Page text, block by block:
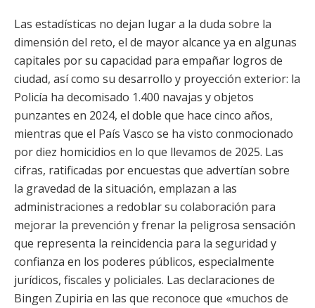
Las estadísticas no dejan lugar a la duda sobre la
dimensión del reto, el de mayor alcance ya en algunas
capitales por su capacidad para empañar logros de
ciudad, así como su desarrollo y proyección exterior: la
Policía ha decomisado 1.400 navajas y objetos
punzantes en 2024, el doble que hace cinco años,
mientras que el País Vasco se ha visto conmocionado
por diez homicidios en lo que llevamos de 2025. Las
cifras, ratificadas por encuestas que advertían sobre
la gravedad de la situación, emplazan a las
administraciones a redoblar su colaboración para
mejorar la prevención y frenar la peligrosa sensación
que representa la reincidencia para la seguridad y
confianza en los poderes públicos, especialmente
jurídicos, fiscales y policiales. Las declaraciones de
Bingen Zupiria en las que reconoce que «muchos de